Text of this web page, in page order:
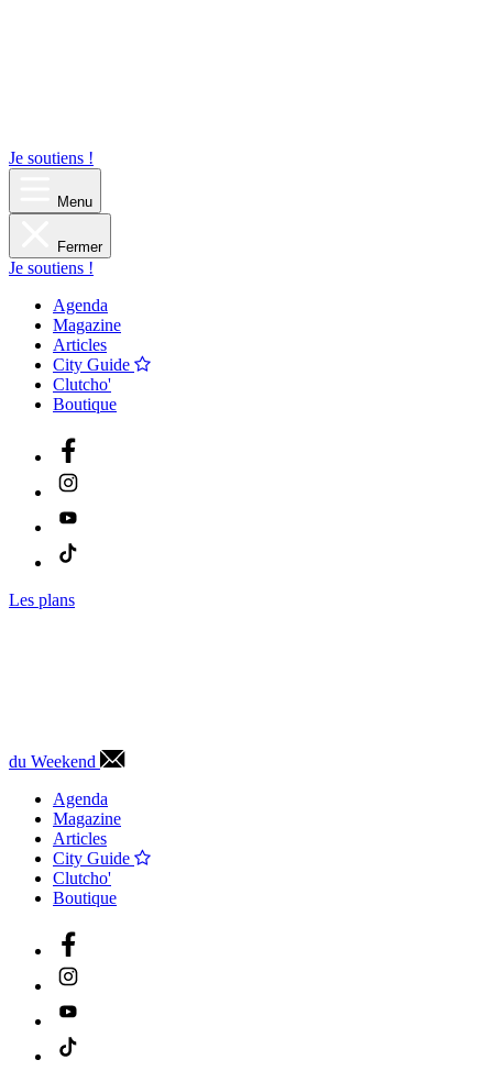
Je soutiens !
Menu
Fermer
Je soutiens !
Agenda
Magazine
Articles
City Guide
Clutcho'
Boutique
Les plans
du Weekend
Agenda
Magazine
Articles
City Guide
Clutcho'
Boutique